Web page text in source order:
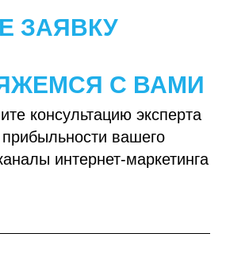
ЗАЯВКУ
С ВАМИ
консультацию эксперта
вашего
интернет-маркетинга